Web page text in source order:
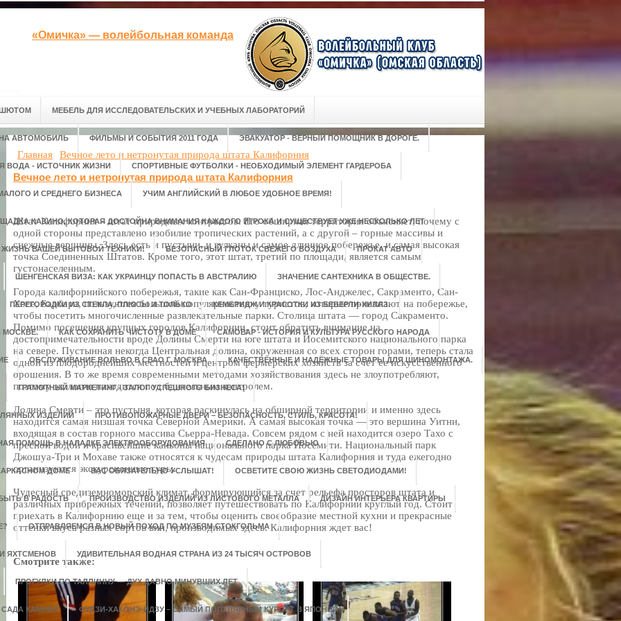
«Омичка» — волейбольная команда
МЕБЕЛЬ ДЛЯ ИССЛЕДОВАТЕЛЬСКИХ И УЧЕБНЫХ ЛАБОРАТОРИЙ
АВТОМОБИЛЬ ФИЛЬМЫ И СОБЫТИЯ 2011 ГОДА ЭВАКУАТОР - ВЕРНЫЙ ПОМОЩНИК В ДОРОГЕ.
ВОДА - ИСТОЧНИК ЖИЗНИ СПОРТИВНЫЕ ФУТБОЛКИ - НЕОБХОДИМЫЙ ЭЛЕМЕНТ ГАРДЕРОБА
И СРЕДНЕГО БИЗНЕСА УЧИМ АНГЛИЙСКИЙ В ЛЮБОЕ УДОБНОЕ ВРЕМЯ!
КАЗИНО, КОТОРАЯ ДОСТОЙНА ВНИМАНИЯ КАЖДОГО ИГРОКА И СУЩЕСТВУЕТ УЖЕ НЕСКОЛЬКО ЛЕТ
ЖИЗНЬ ВАШЕЙ БЫТОВОЙ ТЕХНИКИ! БЕЗОПАСНЫЙ ГЛОТОК СВЕЖЕГО ВОЗДУХА ПРОКАТ АВТО
ШЕНГЕНСКАЯ ВИЗА: КАК УКРАИНЦУ ПОПАСТЬ В АВСТРАЛИЮ ЗНАЧЕНИЕ САНТЕХНИКА В ОБЩЕСТВЕ.
ПЕРЕГОРОДКИ ИЗ СТЕКЛА, ПЛЮСЫ И ТОЛЬКО КЕМБРИДЖ И КРАСОТКИ ИЗ БЕВЕРЛИ-ХИЛЛЗ.
МОСКВЕ. КАК СОХРАНИТЬ ЧИСТОТУ В ДОМЕ САМОВАР - ИСТОРИЯ И КУЛЬТУРА РУССКОГО НАРОДА
ОБСЛУЖИВАНИЕ ВОЛЬВО В СВАО Г. МОСКВА КАЧЕСТВЕННЫЕ И НАДЁЖНЫЕ ТОВАРЫ ДЛЯ ШИНОМОНТАЖА.
ГРАМОТНЫЙ МАРКЕТИНГ - ЗАЛОГ УСПЕШНОГО БИЗНЕСА!
ИЗДЕЛИЙ ПРОТИВОПОЖАРНЫЕ ДВЕРИ – БЕЗОПАСНОСТЬ, СТИЛЬ, КРАСОТА!
ПОМОЩЬ В НАЛАДКЕ ЭЛЕКТРООБОРУДОВАНИЯ СДЕЛАНО С ЛЮБОВЬЮ
ДОМЕ ВАС ОБЯЗАТЕЛЬНО УСЛЫШАТ! ОСВЕТИТЕ СВОЮ ЖИЗНЬ СВЕТОДИОДАМИ!
В РАДОСТЬ ПРОИЗВОДСТВО ИЗДЕЛИЙ ИЗ ЛИСТОВОГО МЕТАЛЛА ДИЗАЙН ИНТЕРЬЕРА КВАРТИРЫ
ОТПРАВЛЯЕМСЯ В НОВЫЙ ПОХОД ПО МУЗЕЯМ СТОКГОЛЬМА
ЯХТСМЕНОВ УДИВИТЕЛЬНАЯ ВОДНАЯ СТРАНА ИЗ 24 ТЫСЯЧ ОСТРОВОВ
ПРОГУЛКИ ПО ТАЛЛИННУ — ДУХ ДАВНО МИНУВШИХ ЛЕТ
КАМНЕЙ ФУДЗИ-ХАКОНЭ-ИДЗУ – САМЫЙ ПОПУЛЯРНЫЙ КУРОРТ В ЯПОНИИ
Главная Вечное лето и нетронутая природа штата Калифорния
Вечное лето и нетронутая природа штата Калифорния
Штат Калифорния – штат природных контрастов. Его обширная территория объясняет, почему с
одной стороны представлено изобилие тропических растений, а с другой – горные массивы и
снежные вершины. Здесь есть и пустыни, и вулканы и самое длинное побережье, и самая высокая
точка Соединенных Штатов. Кроме того, этот штат, третий по площади, является самым
густонаселенным.
Города калифорнийского побережья, такие как Сан-Франциско, Лос-Анджелес, Сакраменто, Сан-
Хосе, Барбара, пользуются большой популярностью у туристов, которые приезжают на побережье,
чтобы посетить многочисленные развлекательные парки. Столица штата — город Сакраменто.
Помимо посещения крупных городов Калифорнии, стоит обратить внимание на
достопримечательности вроде Долины Смерти на юге штата и Йосемитского национального парка
на севере. Пустынная некогда Центральная долина, окруженная со всех сторон горами, теперь стала
одной из плодороднейших местностей и центром фермерских хозяйств за счет ее искусственного
орошения. В то же время современными методами хозяйствования здесь не злоупотребляют,
поэтому экология находится под бдительным контролем.
Долина Смерти – это пустыня, которая раскинулась на обширной территории и именно здесь
находится самая низшая точка Северной Америки. А самая высокая точка — это вершина Уитни,
входящая в состав горного массива Сьерра-Невада. Совсем рядом с ней находится озеро Тахо с
пресной водой и красивейшие каньоны национального парка Йосемити. Национальный парк
Джошуа-Три и Мохаве также относятся к чудесам природы штата Калифорния и туда ежегодно
организуются экскурсионные туры.
Чудесный средиземноморский климат, формирующийся за счет рельефа просторов штата и
различных прибрежных течений, позволяет путешествовать по Калифорнии круглый год. Стоит
приехать в Калифорнию еще и за тем, чтобы оценить своеобразие местной кухни и прекрасные
оттенки вкуса разных сортов вин, производимых здесь. Калифорния ждет вас!
Смотрите также: